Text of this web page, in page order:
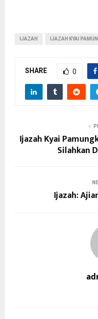
IJAZAH IJAZAH KYAI
SHARE 0
Ijazah Kyai
Silahkan
Ijazah: